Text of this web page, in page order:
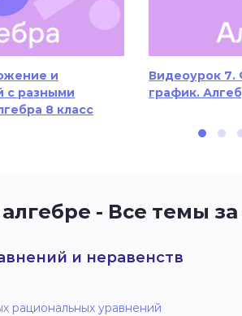
и
с разными
8 класс
Видеоурок 7.
график.
- Все темы за
и неравенств
рациональных уравнений